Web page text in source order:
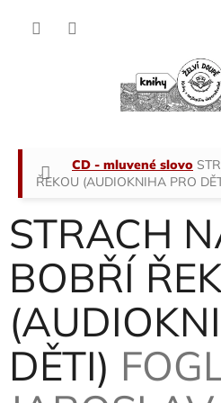
Domů
CD - mluvené slovo
ŘEKOU (AUDIOKNIHA PRO
STRACH
BOBŘÍ
DĚTI)